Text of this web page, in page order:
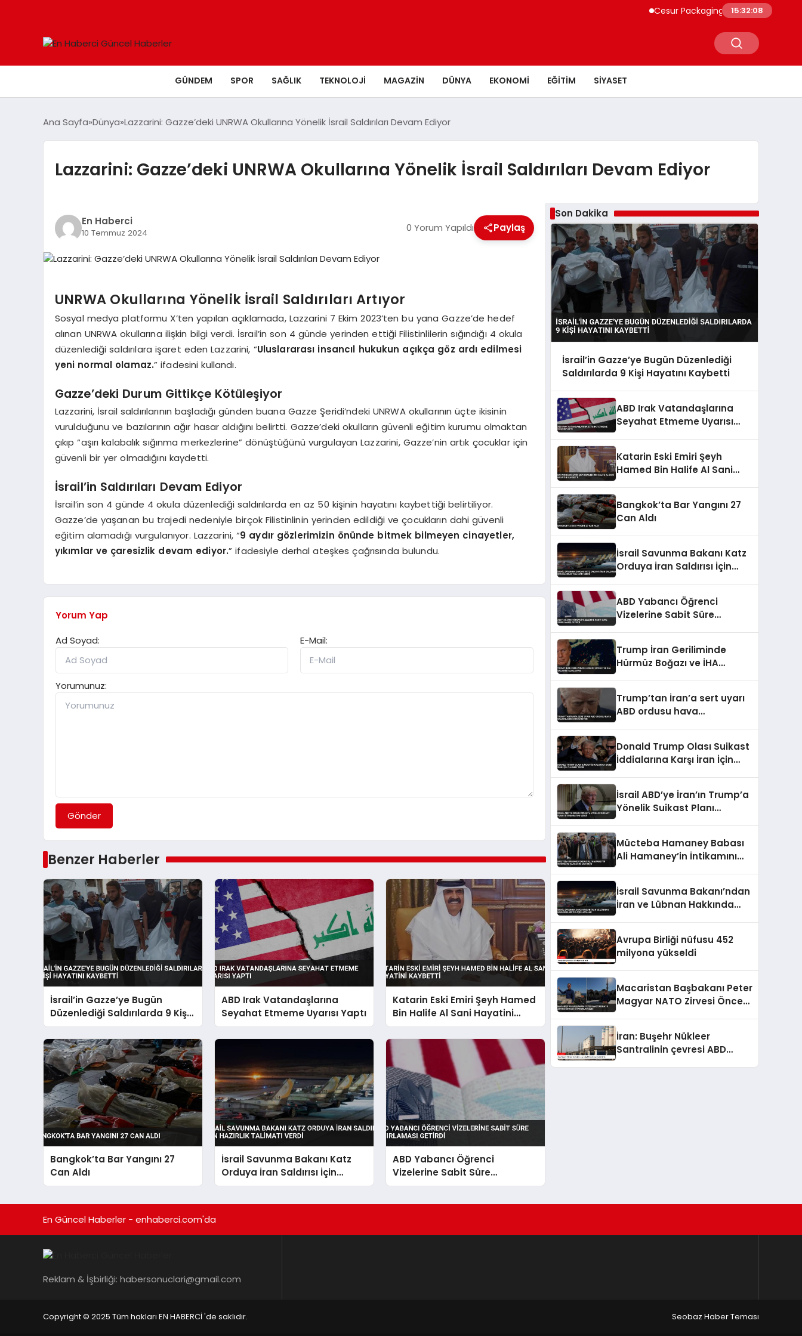
Cesur Packaging, Mısır’daki Üretim
15:32:08
GÜNDEM SPOR SAĞLIK TEKNOLOJI MAGAZIN DÜNYA EKONOMI EĞITIM SIYASET
Ana Sayfa Dünya Lazzarini: Gazze’deki UNRWA Okullarına Yönelik İsrail Saldırıları Devam Ediyor
Lazzarini: Gazze’deki UNRWA Okullarına Yönelik İsrail Saldırıları Devam Ediyor
En Haberci
10 Temmuz 2024 0 Yorum Yapıldı Paylaş
UNRWA Okullarına Yönelik İsrail Saldırıları Artıyor
Sosyal medya platformu X’ten yapılan açıklamada, Lazzarini 7 Ekim 2023’ten bu yana Gazze’de hedef
alınan UNRWA okullarına ilişkin bilgi verdi. İsrail’in son 4 günde yerinden ettiği Filistinlilerin sığındığı 4 okula
düzenlediği saldırılara işaret eden Lazzarini, “Uluslararası insancıl hukukun açıkça göz ardı edilmesi
yeni normal olamaz.” ifadesini kullandı.
Gazze’deki Durum Gittikçe Kötüleşiyor
Lazzarini, İsrail saldırılarının başladığı günden buana Gazze Şeridi’ndeki UNRWA okullarının üçte ikisinin
vurulduğunu ve bazılarının ağır hasar aldığını belirtti. Gazze’deki okulların güvenli eğitim kurumu olmaktan
çıkıp “aşırı kalabalık sığınma merkezlerine” dönüştüğünü vurgulayan Lazzarini, Gazze’nin artık çocuklar için
güvenli bir yer olmadığını kaydetti.
İsrail’in Saldırıları Devam Ediyor
İsrail’in son 4 günde 4 okula düzenlediği saldırılarda en az 50 kişinin hayatını kaybettiği belirtiliyor.
Gazze’de yaşanan bu trajedi nedeniyle birçok Filistinlinin yerinden edildiği ve çocukların dahi güvenli
eğitim alamadığı vurgulanıyor. Lazzarini, “9 aydır gözlerimizin önünde bitmek bilmeyen cinayetler,
yıkımlar ve çaresizlik devam ediyor.” ifadesiyle derhal ateşkes çağrısında bulundu.
Yorum Yap
Ad Soyad:
E-Mail:
Yorumunuz:
Gönder
Benzer Haberler
İsrail’in Gazze’ye Bugün
Düzenlediği Saldırılarda 9 Kişi
Hayatını Kaybetti
ABD Irak Vatandaşlarına
Seyahat Etmeme Uyarısı Yaptı
Katarin Eski Emiri Şeyh Hamed
Bin Halife Al Sani Hayatini
Kaybetti
Bangkok’ta Bar Yangını 27
Can Aldı
İsrail Savunma Bakanı Katz
Orduya İran Saldırısı İçin
Hazırlık Talimatı Verdi
ABD Yabancı Öğrenci
Vizelerine Sabit Süre
Sınırlaması Getirdi
Son Dakika
İsrail’in Gazze’ye Bugün Düzenlediği
Saldırılarda 9 Kişi Hayatını Kaybetti
ABD Irak Vatandaşlarına
Seyahat Etmeme Uyarısı
Katarin Eski Emiri Şeyh
Hamed Bin Halife Al Sani
Bangkok’ta Bar Yangını 27
Can Aldı
İsrail Savunma Bakanı Katz
Orduya İran Saldırısı İçin
ABD Yabancı Öğrenci
Vizelerine Sabit Süre
Trump İran Geriliminde
Hürmüz Boğazı ve İHA
Trump’tan İran’a sert uyarı
ABD ordusu hava
Donald Trump Olası Suikast
İddialarına Karşı İran İçin
İsrail ABD’ye İran’ın Trump’a
Yönelik Suikast Planı
Mücteba Hamaney Babası
Ali Hamaney’in İntikamını
İsrail Savunma Bakanı’ndan
İran ve Lübnan Hakkında
Avrupa Birliği nüfusu 452
milyona yükseldi
Macaristan Başbakanı Peter
Magyar NATO Zirvesi Öncesi
İran: Buşehr Nükleer
Santralinin çevresi ABD
En Güncel Haberler - enhaberci.com'da
Reklam & İşbirliği: habersonuclari@gmail.com
Copyright © 2025 Tüm hakları EN HABERCİ 'de saklıdır. Seobaz Haber Teması